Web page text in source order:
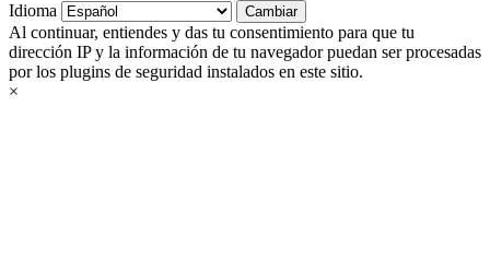
Idioma
Al continuar, entiendes y das tu consentimiento para que tu
dirección IP y la información de tu navegador puedan ser procesadas
por los plugins de seguridad instalados en este sitio.
×